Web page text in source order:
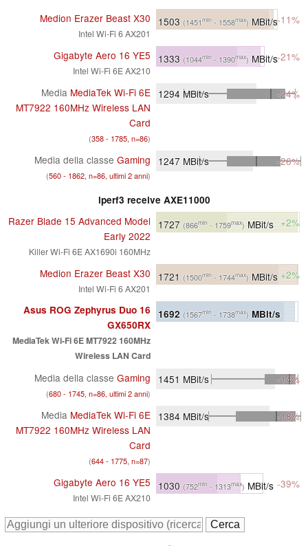
Medion Erazer Beast X30
Intel Wi-Fi 6 AX201
1503 (1451min - 1558max) MBit/s-11%
Gigabyte Aero 16 YE5
Intel Wi-Fi 6E AX210
1333 (1044min - 1390max)MBit/s-21%
Media MediaTek Wi-Fi 6E
MT7922 160MHz Wireless LAN
Card
(358 - 1785, n=86)
1294 MBit/s -24%
Media della classe Gaming
(560 - 1862, n=86, ultimi 2 anni)
1247 MBit/s -26%
iperf3 receive AXE11000
Razer Blade 15 Advanced Model
Early 2022
Killer Wi-Fi 6E AX1690i 160MHz
1727 (866min - 1759max)MBit/s +2%
Medion Erazer Beast X30
Intel Wi-Fi 6 AX201
1721 (1500min - 1744max) MBit/s +2%
Asus ROG Zephyrus Duo 16
GX650RX
MediaTek Wi-Fi 6E MT7922 160MHz
Wireless LAN Card
1692 (1567min - 1738max) MBit/s
Media della classe Gaming
(680 - 1745, n=86, ultimi 2 anni)
1451 MBit/s -14%
Media MediaTek Wi-Fi 6E
MT7922 160MHz Wireless LAN
Card
(644 - 1775, n=87)
1384 MBit/s -18%
Gigabyte Aero 16 YE5
Intel Wi-Fi 6E AX210
1030 (752min - 1313max) MBit/s -39%